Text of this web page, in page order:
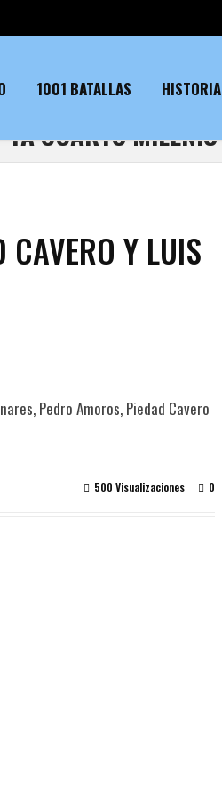
1001 BATALLAS HISTORIA
CUARTO MILENIO
CAVERO Y LUIS
Pedro Amoros, Piedad Cavero
0
500 Visualizaciones